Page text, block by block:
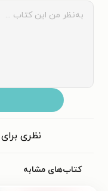
نظری
کتاب‌های مشابه